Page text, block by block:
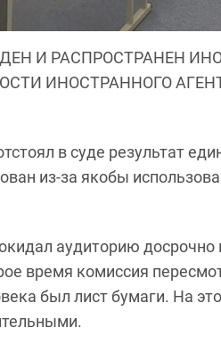
И РАСПРОСТРАНЕН
ИНОСТРАННОГО
в суде результат
из-за якобы
аудиторию досрочно
время комиссия
был лист бумаги. На